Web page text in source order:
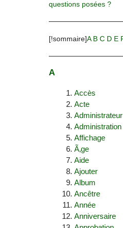
questions posées ?
[!sommaire]A B C D E
A
Accès
Acte
Administrateur
Administration
Affichage
Ã‚ge
Aide
Ajouter
Album
Ancêtre
Année
Anniversaire